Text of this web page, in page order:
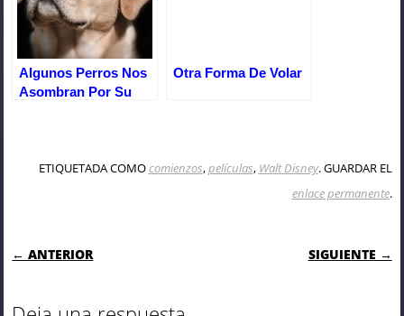
Algunos Perros Nos
Asombran Por Su
Otra Forma De Volar
ETIQUETADA COMOcomienzos,películas, Walt Disney. GUARDAR EL
enlace permanente.
NAVEGACIÓN DE ENTRADAS
← ANTERIOR SIGUIENTE →